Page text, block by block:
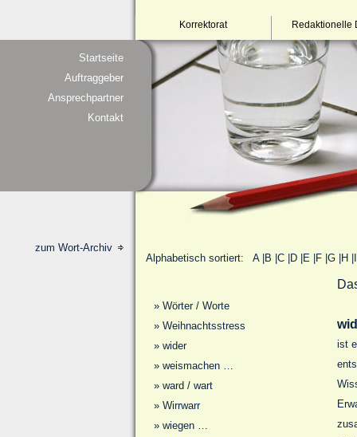
Startseite
Auftraggeber
Ansprechpartner
Kontakt
zum Wort-Archiv
Korrektorat Redaktionelle
Alphabetisch sortiert: A| B C| D| E| F| G| H
» Wörter / Worte
» Weihnachtsstress
» wider
» weismachen …
» ward / wart
» Wirrwarr
» wiegen …
ist